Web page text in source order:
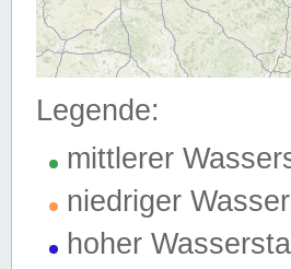
Legende:
mittlerer
niedriger
hoher